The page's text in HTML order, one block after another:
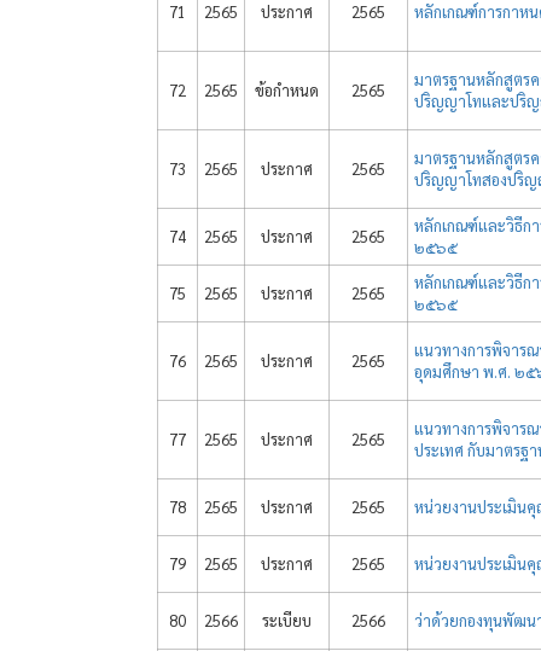
71 2565 ประกาศ 2565 หลักเกณฑ์การกา
72 2565 ข้อกำหนด 2565
มาตรฐานหลักสูตร
ปริญญาโทและปริญ
73 2565 ประกาศ 2565
มาตรฐานหลักสูตร
ปริญญาโทสองปริญ
74 2565 ประกาศ 2565
หลักเกณฑ์และวิธีก
๒๕๖๕
75 2565 ประกาศ 2565
หลักเกณฑ์และวิธีก
๒๕๖๕
76 2565 ประกาศ 2565
แนวทางการพิจาร
อุดมศึกษา พ.ศ. ๒
77 2565 ประกาศ 2565
แนวทางการพิจาร
ประเทศ กับมาตร
78 2565 ประกาศ 2565 หน่วยงานประเมิน
79 2565 ประกาศ 2565 หน่วยงานประเมิน
80 2566 ระเบียบ 2566 ว่าด้วยกองทุนพัฒน